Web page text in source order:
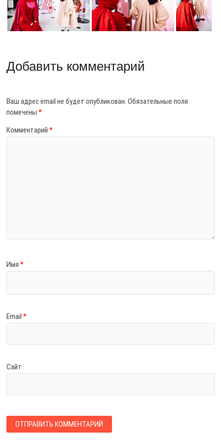
Добавить комментарий
Ваш адрес email не будет опубликован. Обязательные поля
помечены*
Комментарий*
Имя*
Email*
Сайт